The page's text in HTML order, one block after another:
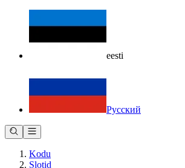
eesti
Русский
Kodu
Slotid